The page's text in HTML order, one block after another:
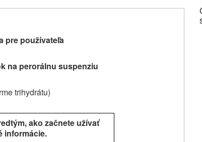
pre používateľa
na perorálnu suspenziu
trihydrátu)
ako začnete užívať
informácie.